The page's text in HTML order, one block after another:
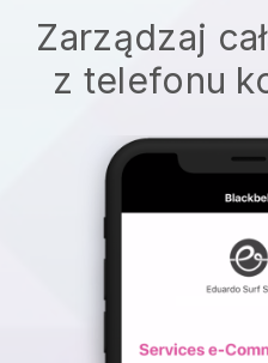
Zarządzaj
z telefonu